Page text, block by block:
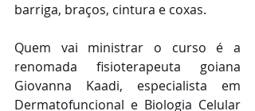
barriga, braços, cintura e coxas.
Quem vai ministrar o curso é a
renomada fisioterapeuta goiana
Giovanna Kaadi, especialista em
Dermatofuncional e Biologia Celular